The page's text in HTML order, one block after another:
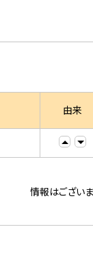
由来
情報はござい